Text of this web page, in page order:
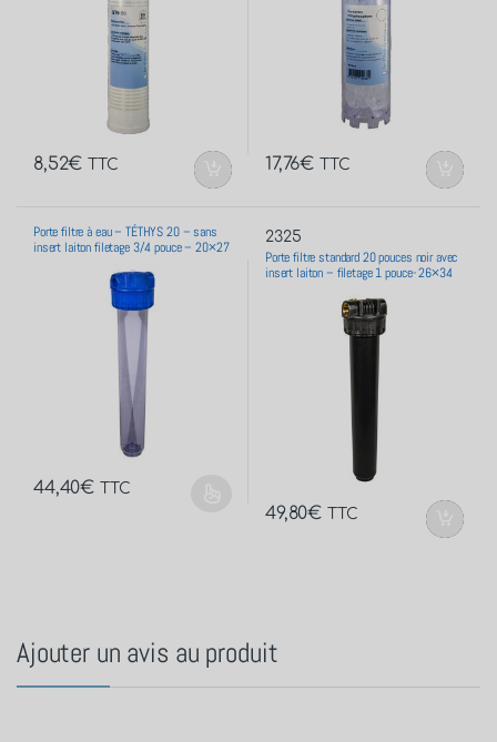
8,52€ TTC 17,76€ TTC
Porte filtre à eau – TÉTHYS 20 – sans
insert laiton filetage 3/4 pouce – 20×27
44,40€ TTC
2325
Porte filtre standard 20 pouces noir avec
insert laiton – filetage 1 pouce- 26×34
49,80€ TTC
Ajouter un avis au produit